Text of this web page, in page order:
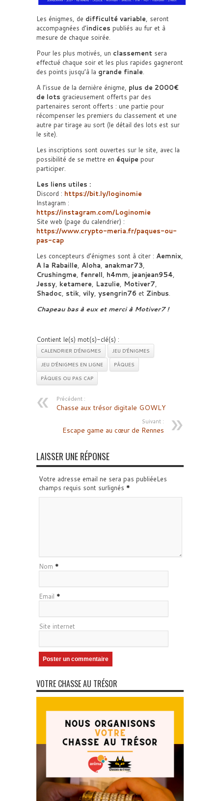
Les énigmes, de difficulté variable, seront
accompagnées d’indices publiés au fur et à
mesure de chaque soirée.
Pour les plus motivés, un classement sera
effectué chaque soir et les plus rapides gagneront
des points jusqu’à la grande finale.
A l’issue de la dernière énigme, plus de 2000€
de lots gracieusement offerts par des
partenaires seront offerts : une partie pour
récompenser les premiers du classement et une
autre par tirage au sort (le détail des lots est sur
le site).
Les inscriptions sont ouvertes sur le site, avec la
possibilité de se mettre en équipe pour
participer.
Les liens utiles :
Discord : https://bit.ly/loginomie
Instagram :
https://instagram.com/Loginomie
Site web (page du calendrier) :
https://www.crypto-meria.fr/paques-ou-
pas-cap
Les concepteurs d’énigmes sont à citer : Aemnix,
A la Rabaille, Aloha, anakmar73,
Crushingme, fenrell, h4mm, jeanjean954,
Jessy, ketamere, Lazulie, Motiver7,
Shadoc, stik, vily, ysengrin76 et Zinbus.
Chapeau bas à eux et merci à Motiver7 !
Contient le(s) mot(s)-clé(s) :
CALENDRIER D'ÉNIGMES
JEU D'ÉNIGMES
JEU D'ÉNIGMES EN LIGNE
PÂQUES
PÂQUES OU PAS CAP
Précédent :
Chasse aux trésor digitale GOWLY
Suivant :
Escape game au cœur de Rennes
LAISSER UNE RÉPONSE
Votre adresse email ne sera pas publiéeLes
champs requis sont surlignés *
Nom *
Email *
Site internet
VOTRE CHASSE AU TRÉSOR